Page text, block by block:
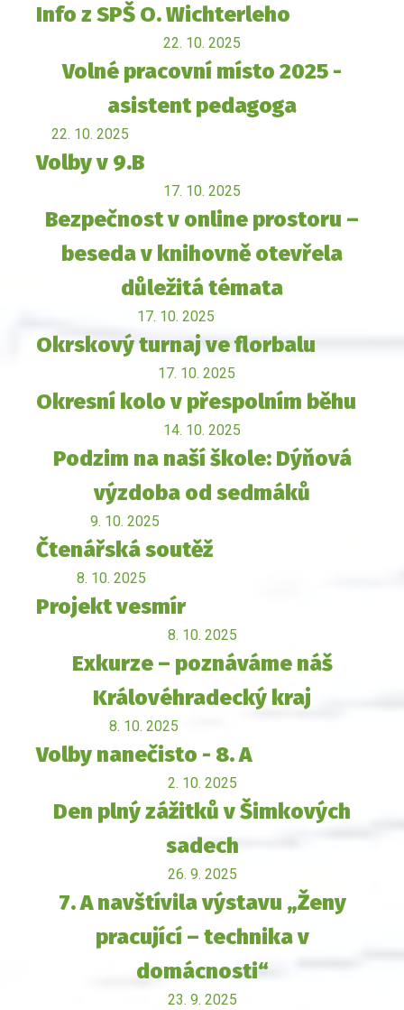
Info z SPŠ O. Wichterleho
22. 10. 2025
Volné pracovní místo 2025 -
asistent pedagoga
22. 10. 2025
Volby v 9.B
17. 10. 2025
Bezpečnost v online prostoru –
beseda v knihovně otevřela
důležitá témata
17. 10. 2025
Okrskový turnaj ve florbalu
17. 10. 2025
Okresní kolo v přespolním běhu
14. 10. 2025
Podzim na naší škole: Dýňová
výzdoba od sedmáků
9. 10. 2025
Čtenářská soutěž
8. 10. 2025
Projekt vesmír
8. 10. 2025
Exkurze – poznáváme náš
Královéhradecký kraj
8. 10. 2025
Volby nanečisto - 8. A
2. 10. 2025
Den plný zážitků v Šimkových
sadech
26. 9. 2025
7. A navštívila výstavu „Ženy
pracující – technika v
domácnosti“
23. 9. 2025